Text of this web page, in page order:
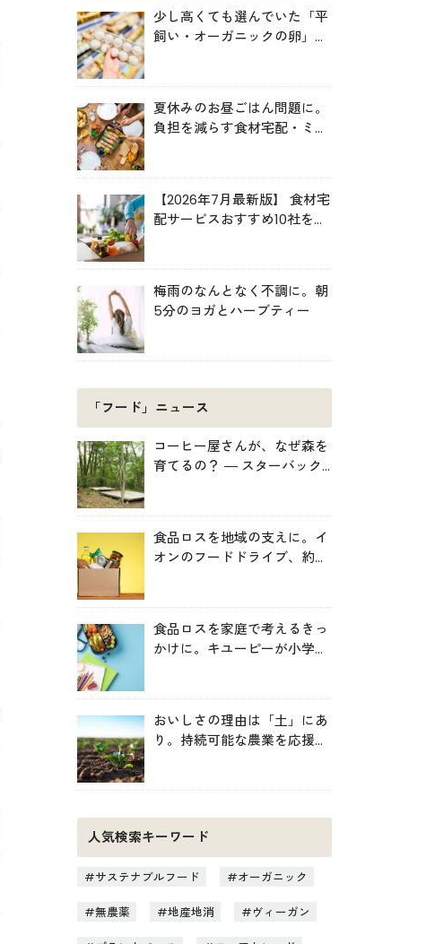
少し高くても選んでいた「平
飼い・オーガニックの卵」。
夏休みのお昼ごはん問題に。
負担を減らす食材宅配・ミー
【2026年7月最新版】 食材宅
配サービスおすすめ10社を比
梅雨のなんとなく不調に。朝
5分のヨガとハーブティー
「フード」ニュース
コーヒー屋さんが、なぜ森を
育てるの？ ― スターバック
食品ロスを地域の支えに。イ
オンのフードドライブ、約
食品ロスを家庭で考えるきっ
かけに。キユーピーが小学生
おいしさの理由は「土」にあ
り。持続可能な農業を応援す
人気検索キーワード
サステナブルフード オーガニック
無農薬 地産地消 ヴィーガン